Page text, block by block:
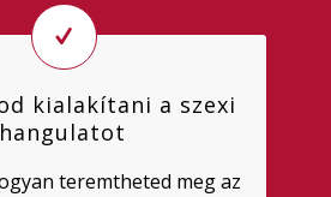
kialakítani a szexi
hangulatot
teremtheted meg az